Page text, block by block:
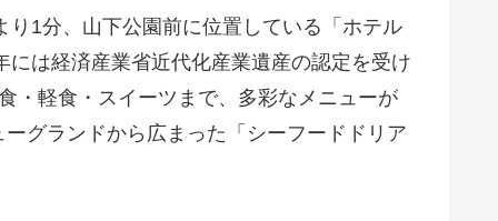
1分、山下公園前に位置している「ホテル
は経済産業省近代化産業遺産の認定を受け
・軽食・スイーツまで、多彩なメニューが
グランドから広まった「シーフードドリア